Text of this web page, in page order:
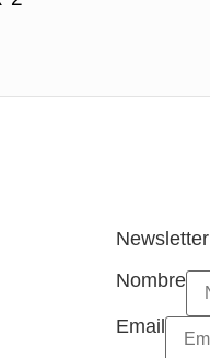
Newsletter
Nombre
Email